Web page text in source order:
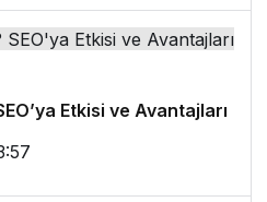
Etkisi ve Avantajları